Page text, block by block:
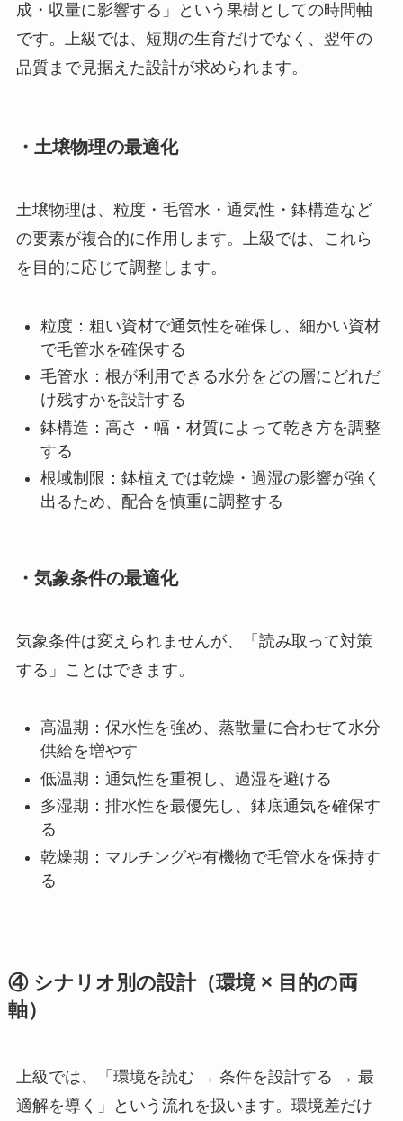
成・収量に影響する」という果樹としての時間軸
です。上級では、短期の生育だけでなく、翌年の
品質まで見据えた設計が求められます。
・土壌物理の最適化
土壌物理は、粒度・毛管水・通気性・鉢構造など
の要素が複合的に作用します。上級では、これら
を目的に応じて調整します。
粒度：粗い資材で通気性を確保し、細かい資材
で毛管水を確保する
毛管水：根が利用できる水分をどの層にどれだ
け残すかを設計する
鉢構造：高さ・幅・材質によって乾き方を調整
する
根域制限：鉢植えでは乾燥・過湿の影響が強く
出るため、配合を慎重に調整する
・気象条件の最適化
気象条件は変えられませんが、「読み取って対策
する」ことはできます。
高温期：保水性を強め、蒸散量に合わせて水分
供給を増やす
低温期：通気性を重視し、過湿を避ける
多湿期：排水性を最優先し、鉢底通気を確保す
る
乾燥期：マルチングや有機物で毛管水を保持す
る
④ シナリオ別の設計（環境 × 目的の両
軸）
上級では、「環境を読む → 条件を設計する → 最
適解を導く」という流れを扱います。環境差だけ